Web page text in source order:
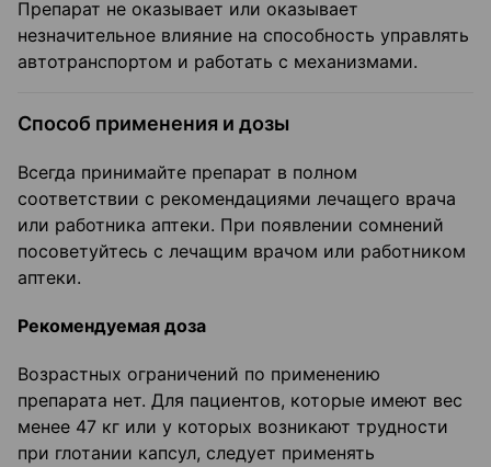
Препарат не оказывает или оказывает
незначительное влияние на способность управлять
автотранспортом и работать с механизмами.
Способ применения и дозы
Всегда принимайте препарат в полном
соответствии с рекомендациями лечащего врача
или работника аптеки. При появлении сомнений
посоветуйтесь с лечащим врачом или работником
аптеки.
Рекомендуемая доза
Возрастных ограничений по применению
препарата нет. Для пациентов, которые имеют вес
менее 47 кг или у которых возникают трудности
при глотании капсул, следует применять